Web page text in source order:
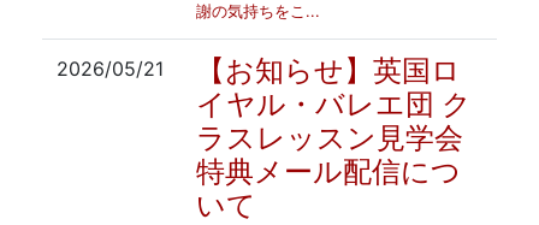
謝の気持ちをこ...
2026/05/21
【お知らせ】英国ロ
イヤル・バレエ団 ク
ラスレッスン見学会
特典メール配信につ
いて